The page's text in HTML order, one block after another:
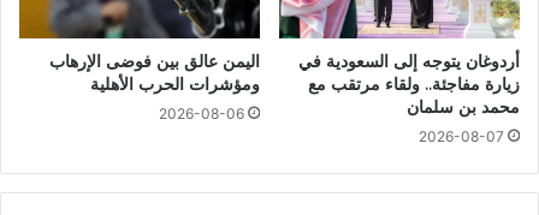
أردوغان يتوجه إلى السعودية في
زيارة مفاجئة.. ولقاء مرتقب مع
محمد بن سلمان
2026-08-07
اليمن عالق بين فوضى الإرهاب
ومؤشرات الحرب الأهلية
2026-08-06